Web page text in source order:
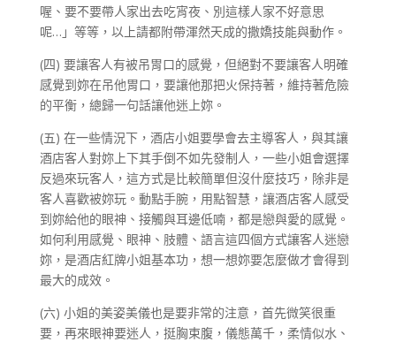
喔、要不要帶人家出去吃宵夜、別這樣人家不好意思
呢…」等等，以上請都附帶渾然天成的撒嬌技能與動作。
(四) 要讓客人有被吊胃口的感覺，但絕對不要讓客人明確
感覺到妳在吊他胃口，要讓他那把火保持著，維持著危險
的平衡，總歸一句話讓他迷上妳。
(五) 在一些情況下，酒店小姐要學會去主導客人，與其讓
酒店客人對妳上下其手倒不如先發制人，一些小姐會選擇
反過來玩客人，這方式是比較簡單但沒什麼技巧，除非是
客人喜歡被妳玩。動點手腕，用點智慧，讓酒店客人感受
到妳給他的眼神、接觸與耳邊低喃，都是戀與愛的感覺。
如何利用感覺、眼神、肢體、語言這四個方式讓客人迷戀
妳，是酒店紅牌小姐基本功，想一想妳要怎麼做才會得到
最大的成效。
(六) 小姐的美姿美儀也是要非常的注意，首先微笑很重
要，再來眼神要迷人，挺胸束腹，儀態萬千，柔情似水、